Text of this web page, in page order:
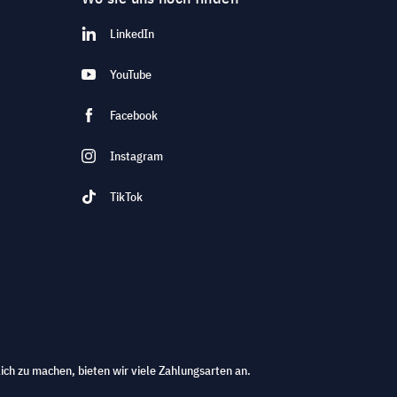
LinkedIn
YouTube
Facebook
Instagram
TikTok
zu machen, bieten wir viele Zahlungsarten an.